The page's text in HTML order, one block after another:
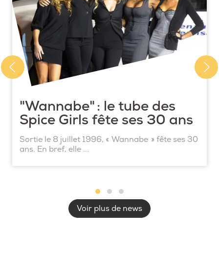
"Wannabe" : le tube des
Spice Girls fête ses 30 ans
Sortie le 8 juillet 1996, « Wannabe » fête ses 30
ans. En bref, elle ...
Voir plus de news